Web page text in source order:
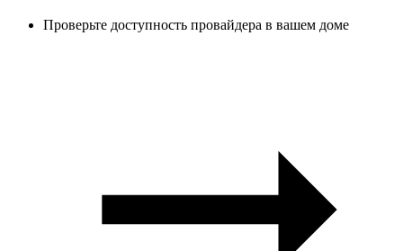
Проверьте доступность провайдера в вашем доме